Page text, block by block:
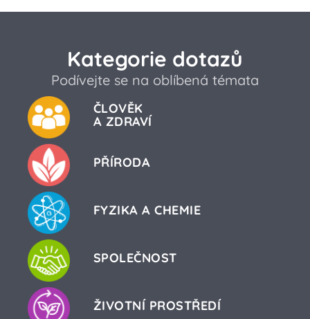
Kategorie dotazů
Podívejte se na oblíbená témata
ČLOVĚK
A ZDRAVÍ
PŘÍRODA
FYZIKA A CHEMIE
SPOLEČNOST
ŽIVOTNÍ PROSTŘEDÍ